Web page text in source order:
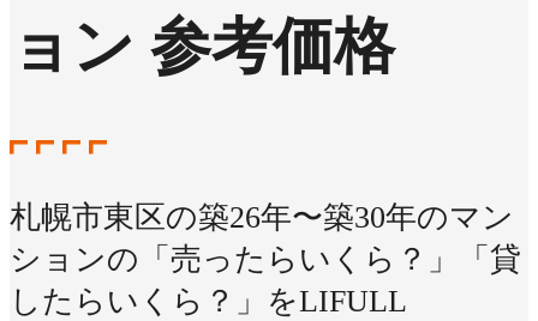
ョン 参考価格
札幌市東区の築26年〜築30年のマン
ションの「売ったらいくら？」「貸
したらいくら？」をLIFULL